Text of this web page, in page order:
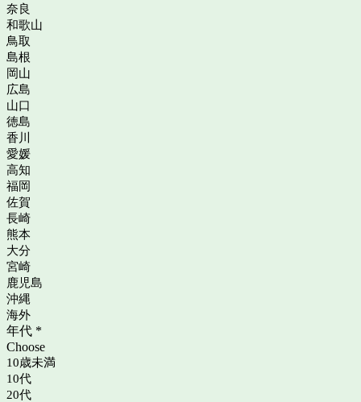
奈良
和歌山
鳥取
島根
岡山
広島
山口
徳島
香川
愛媛
高知
福岡
佐賀
長崎
熊本
大分
宮崎
鹿児島
沖縄
海外
年代 *
Choose
10歳未満
10代
20代